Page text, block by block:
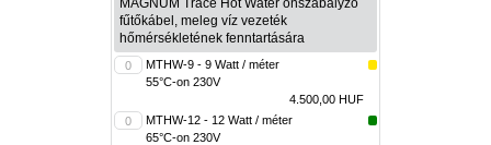
MAGNUM Trace Hot Water önszabályzó
fűtőkábel, meleg víz vezeték
hőmérsékletének fenntartására
MTHW-9 - 9 Watt / méter
55°C-on 230V
4.500,00 HUF
MTHW-12 - 12 Watt / méter
65°C-on 230V